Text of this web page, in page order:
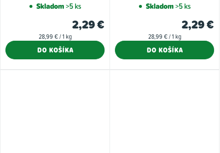
Skladom>5 ks
2,29 €
Jednotková
28,99 € / 1 kg
DO KOŠÍKA
Skladom>5 ks
2,29 €
Jednotková
28,99 € / 1 kg
DO KOŠÍKA